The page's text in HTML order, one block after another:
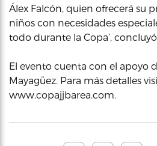
Álex Falcón, quien ofrecerá su
niños con necesidades
todo durante la Copa’, concluyó
El evento cuenta con el apoyo
Mayagüez. Para más detalles
www.copajjbarea.com.